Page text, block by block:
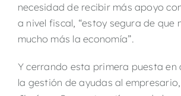
necesidad de recibir más apoyo
a nivel fiscal, “estoy segura de que
mucho más la economía”.
Y cerrando esta primera puesta en
la gestión de ayudas al